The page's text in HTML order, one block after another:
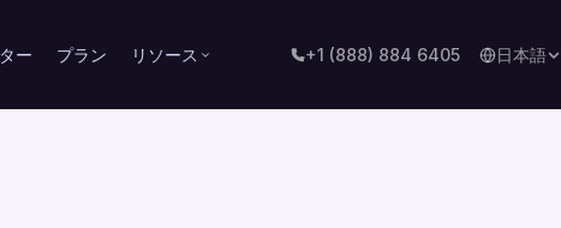
ー プラン リソース +1 (888) 884 6405 日本語